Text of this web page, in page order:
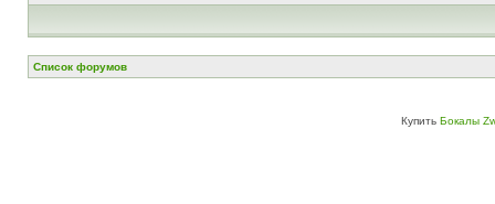
Список форумов
Купить Бокалы